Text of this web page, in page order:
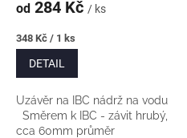
od 284 Kč / ks
Měrná
cena:
348 Kč / 1 ks
DETAIL
Uzávěr na IBC nádrž na vodu
Směrem k IBC - závit hrubý,
cca 60mm průměr